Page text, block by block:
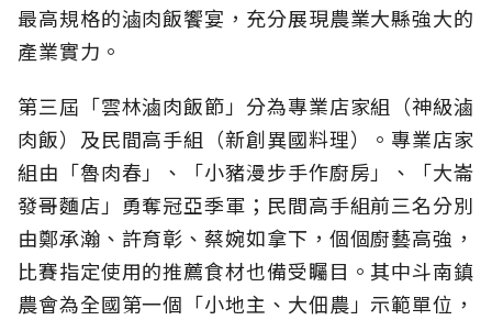
最高規格的滷肉飯饗宴，充分展現農業大縣強大的
產業實力。
第三屆「雲林滷肉飯節」分為專業店家組（神級滷
肉飯）及民間高手組（新創異國料理）。專業店家
組由「魯肉春」、「小豬漫步手作廚房」、「大崙
發哥麵店」勇奪冠亞季軍；民間高手組前三名分別
由鄭承瀚、許育彰、蔡婉如拿下，個個廚藝高強，
比賽指定使用的推薦食材也備受矚目。其中斗南鎮
農會為全國第一個「小地主、大佃農」示範單位，